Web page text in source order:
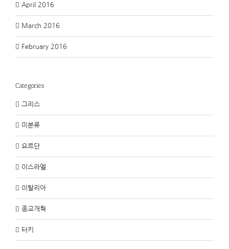
April 2016
March 2016
February 2016
Categories
그리스
미분류
요르단
이스라엘
이탈리아
종교개혁
터키